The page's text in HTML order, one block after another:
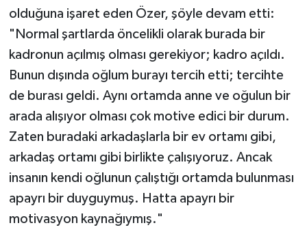
olduğuna işaret eden Özer, şöyle devam etti:
"Normal şartlarda öncelikli olarak burada bir
kadronun açılmış olması gerekiyor; kadro açıldı.
Bunun dışında oğlum burayı tercih etti; tercihte
de burası geldi. Aynı ortamda anne ve oğulun bir
arada alışıyor olması çok motive edici bir durum.
Zaten buradaki arkadaşlarla bir ev ortamı gibi,
arkadaş ortamı gibi birlikte çalışıyoruz. Ancak
insanın kendi oğlunun çalıştığı ortamda bulunması
apayrı bir duyguymuş. Hatta apayrı bir
motivasyon kaynağıymış."